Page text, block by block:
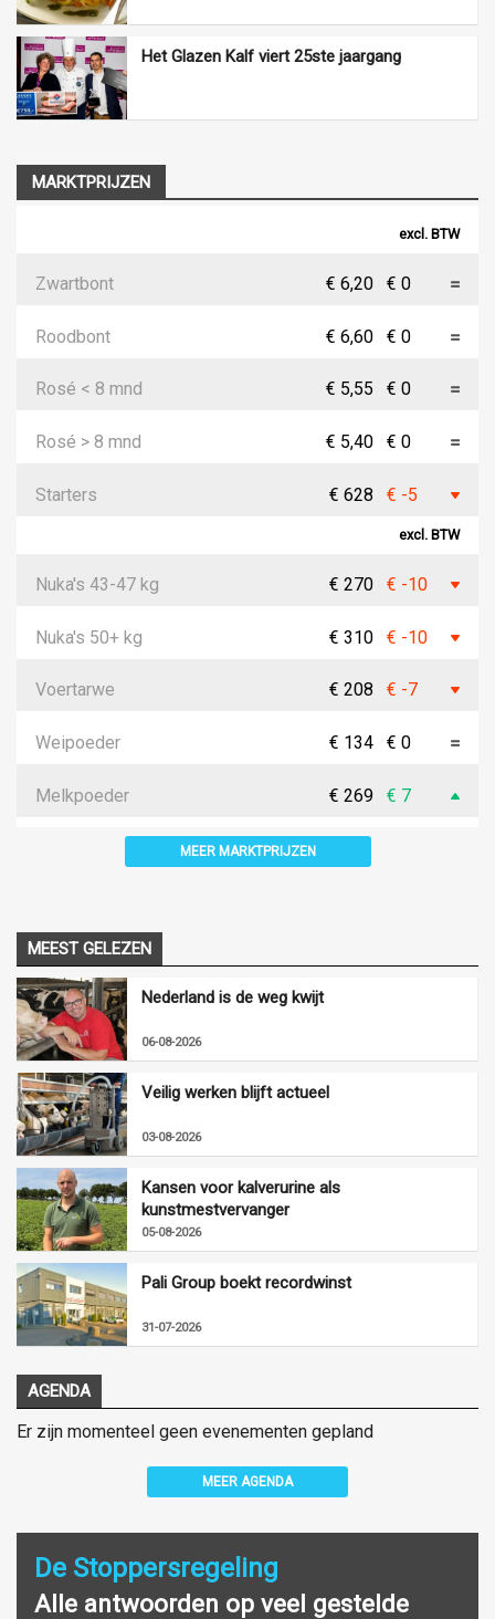
Het Glazen Kalf viert 25ste jaargang
MARKTPRIJZEN
excl. BTW
Zwartbont € 6,20 € 0
Roodbont € 6,60 € 0
Rosé < 8 mnd € 5,55 € 0
Rosé > 8 mnd € 5,40 € 0
Starters € 628 € -5
excl. BTW
Nuka's 43-47 kg € 270 € -10
Nuka's 50+ kg € 310 € -10
Voertarwe € 208 € -7
Weipoeder € 134 € 0
Melkpoeder € 269 € 7
MEER MARKTPRIJZEN
MEEST GELEZEN
Nederland is de weg kwijt
06-08-2026
Veilig werken blijft actueel
03-08-2026
Kansen voor kalverurine als
kunstmestvervanger
05-08-2026
Pali Group boekt recordwinst
31-07-2026
AGENDA
Er zijn momenteel geen evenementen gepland
MEER AGENDA
De Stoppersregeling
Alle antwoorden op veel gestelde